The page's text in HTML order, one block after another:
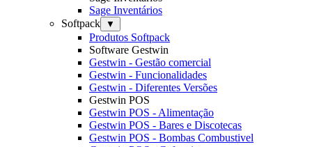
Sage Inventários
Softpack
▼
Produtos Softpack
Software Gestwin
Gestwin - Gestão comercial
Gestwin - Funcionalidades
Gestwin - Diferentes Versões
Gestwin POS
Gestwin POS - Alimentação
Gestwin POS - Bares e Discotecas
Gestwin POS - Bombas Combustivel